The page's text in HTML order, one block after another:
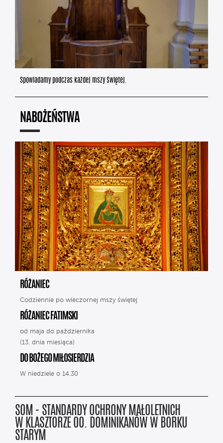
Spowiadamy podczas każdej mszy świętej.
NABOŻEŃSTWA
RÓŻANIEC
Codziennie po wieczornej mszy świętej
RÓŻANIEC FATIMSKI
od maja do października
(13. dnia miesiąca)
DO BOŻEGO MIŁOSIERDZIA
W niedziele o 14.30
SOM - STANDARDY OCHRONY MAŁOLETNICH
W KLASZTORZE OO. DOMINIKANÓW W BORKU
STARYM